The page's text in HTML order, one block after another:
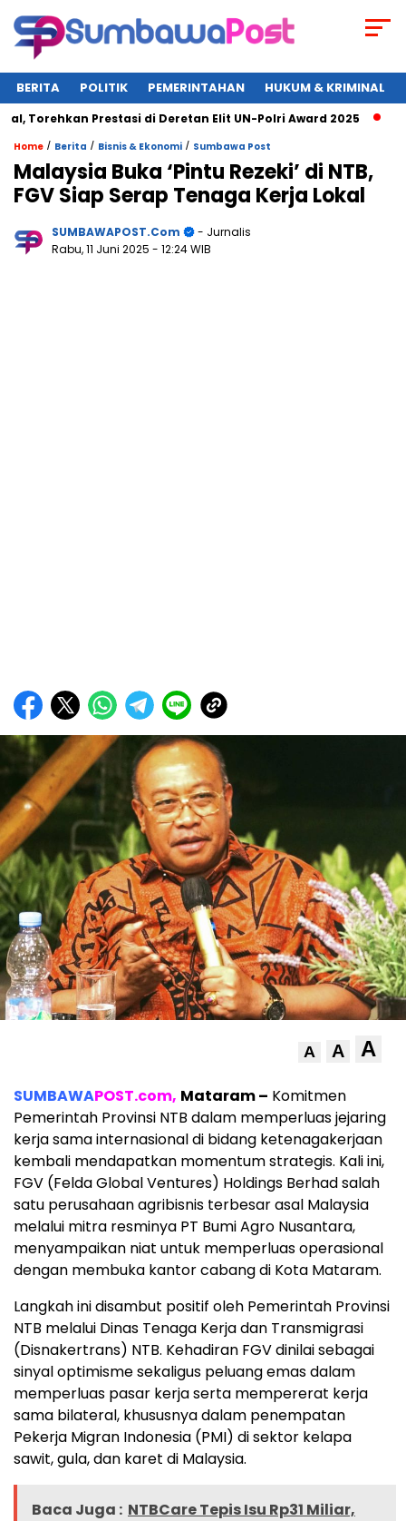
BERITA POLITIK PEMERINTAHAN HUKUM & KRIMINAL
Prestasi di Deretan Elit UN-Polri Award 2025
Home / Berita / Bisnis & Ekonomi / Sumbawa Post
Malaysia Buka ‘Pintu Rezeki’ di NTB,
FGV Siap Serap Tenaga Kerja Lokal
SUMBAWAPOST.com
- Jurnalis
Rabu, 11 Juni 2025 - 12:24 WIB
A A A
SUMBAWAPOST.com, Mataram – Komitmen
Pemerintah Provinsi NTB dalam memperluas jejaring
kerja sama internasional di bidang ketenagakerjaan
kembali mendapatkan momentum strategis. Kali ini,
FGV (Felda Global Ventures) Holdings Berhad salah
satu perusahaan agribisnis terbesar asal Malaysia
melalui mitra resminya PT Bumi Agro Nusantara,
menyampaikan niat untuk memperluas operasional
dengan membuka kantor cabang di Kota Mataram.
Langkah ini disambut positif oleh Pemerintah Provinsi
NTB melalui Dinas Tenaga Kerja dan Transmigrasi
(Disnakertrans) NTB. Kehadiran FGV dinilai sebagai
sinyal optimisme sekaligus peluang emas dalam
memperluas pasar kerja serta mempererat kerja
sama bilateral, khususnya dalam penempatan
Pekerja Migran Indonesia (PMI) di sektor kelapa
sawit, gula, dan karet di Malaysia.
Baca Juga : NTBCare Tepis Isu Rp31 Miliar,